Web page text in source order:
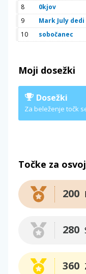
8
0kjov
9
Mark July dedi
10
sobočanec
Moji dosežki
Dosežki
Za beleženje točk
Točke za
200
280
360